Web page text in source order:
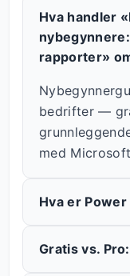
Hva handler
rapporter»
bedrifter —
med
Hva er
Gratis vs.